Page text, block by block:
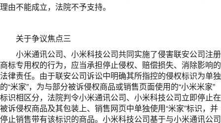
理由不能成立，法院不予支持。
关于争议焦点三
小米通讯公司、小米科技公司共同实施了侵害联安公司注册
商标专用权的行为，应当承担停止侵权、赔偿损失、消除影响的
法律责任。由于联安公司诉讼中明确其所指控的侵权标识为单独
的“米家”，为与部分被诉侵权商品或销售页面使用的“小米米家”
标识相区分，法院判令小米通讯公司、小米科技公司立即停止在
被诉侵权商品及其包装上、销售网页中单独使用“米家”标识，并
停止销售带有该标识的商品。小米科技公司基于与小米通讯公司